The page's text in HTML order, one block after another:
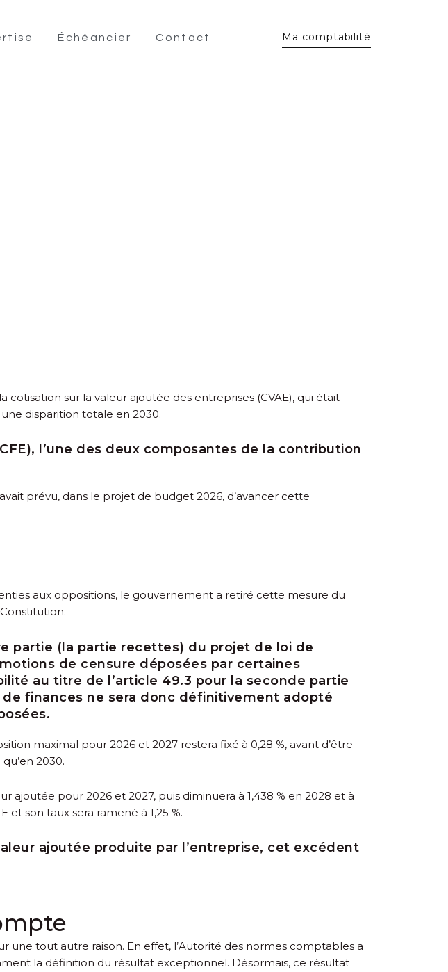
Échéancier Contact Ma comptabilité
sur la valeur ajoutée des entreprises (CVAE), qui était
disparition totale en 2030.
l’une des deux composantes de la contribution
prévu, dans le projet de budget 2026, d’avancer cette
aux oppositions, le gouvernement a retiré cette mesure du
partie (la partie recettes) du projet de loi de
de censure déposées par certaines
au titre de l’article 49.3 pour la seconde partie
finances ne sera donc définitivement adopté
maximal pour 2026 et 2027 restera fixé à 0,28 %, avant d’être
2030.
ajoutée pour 2026 et 2027, puis diminuera à 1,438 % en 2028 et à
son taux sera ramené à 1,25 %.
ajoutée produite par l’entreprise, cet excédent
une tout autre raison. En effet, l’Autorité des normes comptables a
la définition du résultat exceptionnel. Désormais, ce résultat